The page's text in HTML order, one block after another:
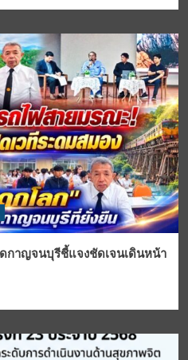
กาญจนบุรีชี้แจงชัดเจนเดินหน้า